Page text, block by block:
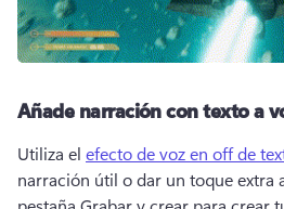
Añade narración con texto a
Utiliza el efecto de voz en off de
narración útil o dar un toque extra